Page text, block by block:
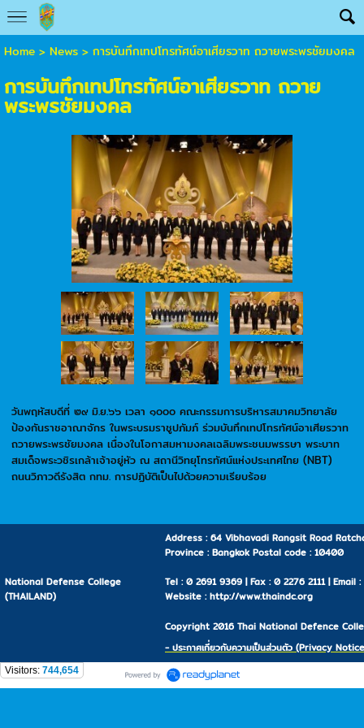
Home> News> การบันทึกเทปโทรทัศน์อาเศียรวาท ถวายพระพรชัยมงคล
การบันทึกเทปโทรทัศน์อาเศียรวาท ถวาย
พระพรชัยมงคล
วันพฤหัสบดีที่ ๒๙ มิ.ย.๖๖ เวลา ๑๐๐๐ คณะกรรมการบริหารสมาคมวิทยาลัย
ป้องกันราชอาณาจักร ในพระบรมราชูปภัมภ์ ร่วมบันทึกเทปโทรทัศน์อาเศียรวาท
ถวายพระพรชัยมงคล เนื่องในโอกาสมหามงคลเฉลิมพระชนมพรรษา พระบาท
สมเด็จพระวชิรเกล้าเจ้าอยู่หัว ณ สถานีวิทยุโทรทัศน์แห่งประเทศไทย (NBT)
ถนนวิภาวดีรังสิต กทม. การปฏิบัติเป็นไปด้วยความเรียบร้อย
Address : 64 Vibhavadi Rangsit Road
Province : Bangkok Postal code : 10400
National Defense College
(THAILAND)
Tel : 0 2691 9369 | Fax : 0 2276 2111 | Email
Website : http://www.thaindc.org
Copyright 2016 Thai National Defence
- ประกาศเกี่ยวกับความเป็นส่วนตัว (Privacy
Visitors: 744,654